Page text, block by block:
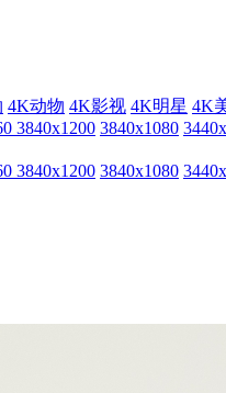
4K动物 4K影视 4K明星 4K
3840x1200 3840x1080
3840x1200 3840x1080